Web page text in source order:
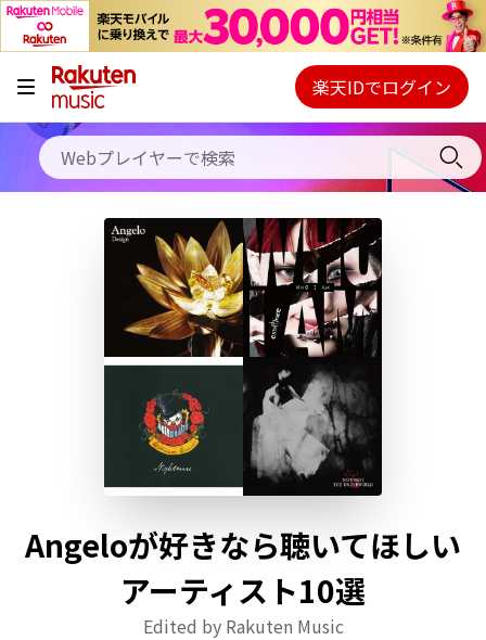
キャンペーン
料金プラン
使い方
初回30日間無料お試し
Webプレイヤー
ご契約内容の確認・変更
楽天IDでログイン
Angeloが好きなら聴いてほしい
アーティスト10選
Edited by Rakuten Music